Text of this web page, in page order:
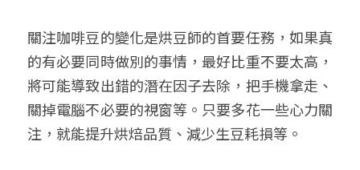
關注咖啡豆的變化是烘豆師的首要任務，如果真
的有必要同時做別的事情，最好比重不要太高，
將可能導致出錯的潛在因子去除，把手機拿走、
關掉電腦不必要的視窗等。只要多花一些心力關
注，就能提升烘焙品質、減少生豆耗損等。